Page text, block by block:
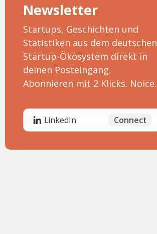
Newsletter
Startups, Geschichten und
Statistiken aus dem deutschen
Startup-Ökosystem direkt in
deinen Posteingang.
Abonnieren mit 2 Klicks. Noice.
LinkedIn Connect